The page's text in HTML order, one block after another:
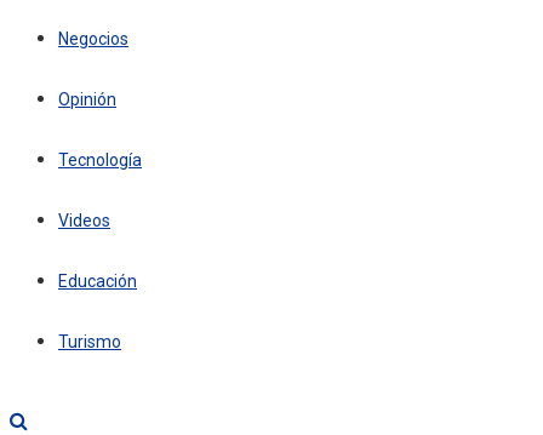
Negocios
Opinión
Tecnología
Videos
Educación
Turismo